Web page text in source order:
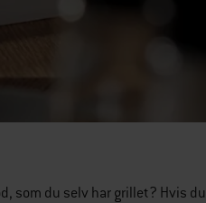
som du selv har grillet? Hvis